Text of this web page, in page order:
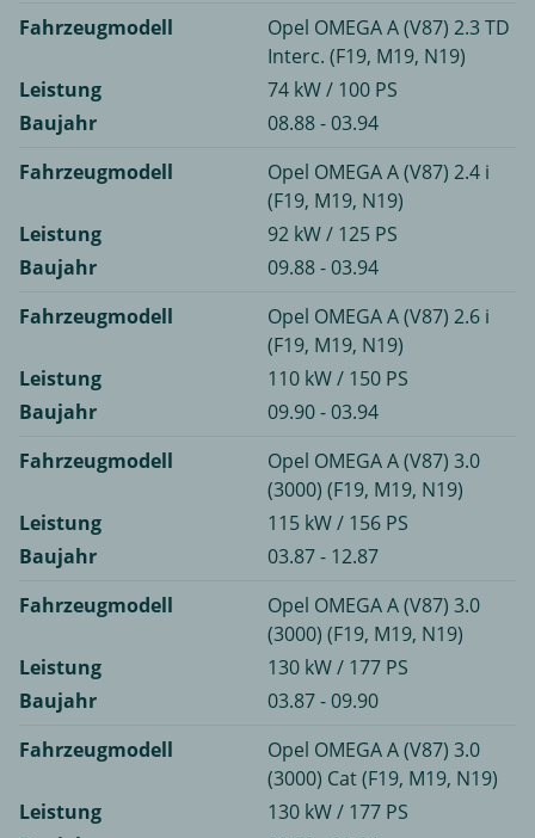
Fahrzeugmodell
Opel OMEGA A (V87) 2.3 TD
Interc. (F19, M19, N19)
Leistung
74 kW / 100 PS
Baujahr
08.88 - 03.94
Fahrzeugmodell
Opel OMEGA A (V87) 2.4 i
(F19, M19, N19)
Leistung
92 kW / 125 PS
Baujahr
09.88 - 03.94
Fahrzeugmodell
Opel OMEGA A (V87) 2.6 i
(F19, M19, N19)
Leistung
110 kW / 150 PS
Baujahr
09.90 - 03.94
Fahrzeugmodell
Opel OMEGA A (V87) 3.0
(3000) (F19, M19, N19)
Leistung
115 kW / 156 PS
Baujahr
03.87 - 12.87
Fahrzeugmodell
Opel OMEGA A (V87) 3.0
(3000) (F19, M19, N19)
Leistung
130 kW / 177 PS
Baujahr
03.87 - 09.90
Fahrzeugmodell
Opel OMEGA A (V87) 3.0
(3000) Cat (F19, M19, N19)
Leistung
130 kW / 177 PS